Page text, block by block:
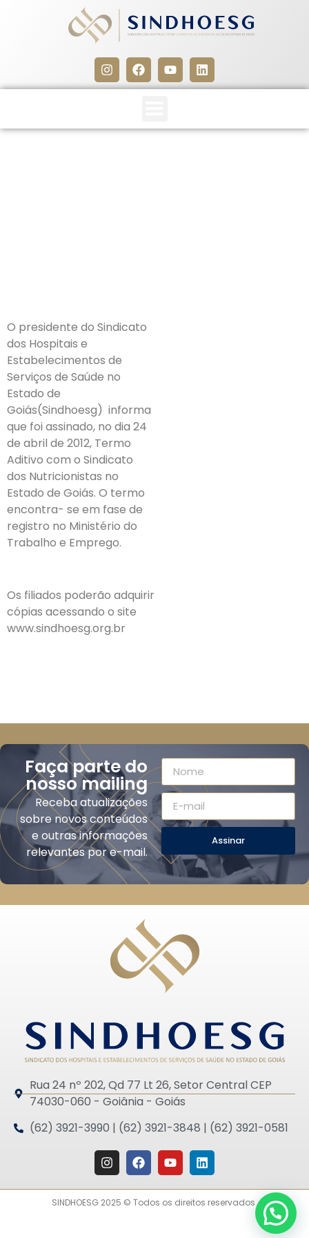
O presidente do Sindicato
dos Hospitais e
Estabelecimentos de
Serviços de Saúde no
Estado de
Goiás(Sindhoesg) informa
que foi assinado, no dia 24
de abril de 2012, Termo
Aditivo com o Sindicato
dos Nutricionistas no
Estado de Goiás. O termo
encontra- se em fase de
registro no Ministério do
Trabalho e Emprego.
Os filiados poderão adquirir
cópias acessando o site
www.sindhoesg.org.br
Faça parte do
nosso mailing
Receba atualizações
sobre novos conteúdos
e outras informações
relevantes por e-mail.
Assinar
Rua 24 nº 202, Qd 77 Lt 26, Setor Central CEP
74030-060 - Goiânia - Goiás
(62) 3921-3990 | (62) 3921-3848 | (62) 3921-0581
SINDHOESG 2025 © Todos os direitos reservados